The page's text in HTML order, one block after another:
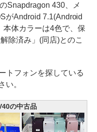
Snapdragon 430、メ
がAndroid 7.1(Android
本体カラーは4色で、保
除済み」(同店)とのこ
トフォンを探している
い。
の中古品